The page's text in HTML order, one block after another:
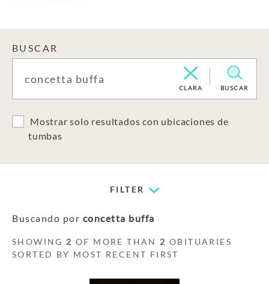
BUSCAR
CLARA BUSCAR
Mostrar solo resultados con ubicaciones de
tumbas
FILTER
Buscando por concetta buffa
SHOWING 2 OF MORE THAN 2 OBITUARIES
SORTED BY MOST RECENT FIRST